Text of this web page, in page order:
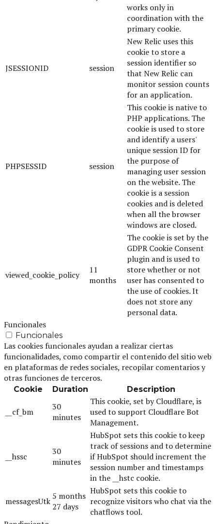
works only in
coordination with the
primary cookie.
JSESSIONID session
New Relic uses this
cookie to store a
session identifier so
that New Relic can
monitor session counts
for an application.
PHPSESSID session
This cookie is native to
PHP applications. The
cookie is used to store
and identify a users'
unique session ID for
the purpose of
managing user session
on the website. The
cookie is a session
cookies and is deleted
when all the browser
windows are closed.
viewed_cookie_policy
11
months
The cookie is set by the
GDPR Cookie Consent
plugin and is used to
store whether or not
user has consented to
the use of cookies. It
does not store any
personal data.
Funcionales
Funcionales
Las cookies funcionales ayudan a realizar ciertas
funcionalidades, como compartir el contenido del sitio web
en plataformas de redes sociales, recopilar comentarios y
otras funciones de terceros.
Cookie Duration Description
__cf_bm
30
minutes
This cookie, set by Cloudflare, is
used to support Cloudflare Bot
Management.
__hssc
30
minutes
HubSpot sets this cookie to keep
track of sessions and to determine
if HubSpot should increment the
session number and timestamps
in the __hstc cookie.
messagesUtk 5 months
27 days
HubSpot sets this cookie to
recognize visitors who chat via the
chatflows tool.